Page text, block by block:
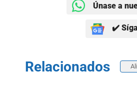
Únase a
✔️
Relacionados